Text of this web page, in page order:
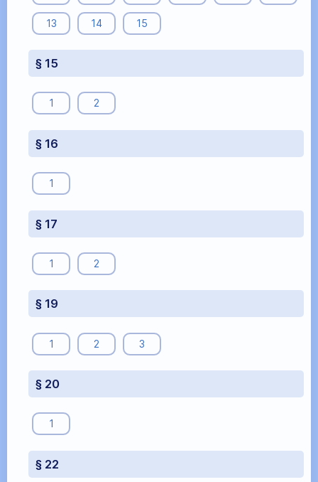
13 14 15
§ 15
1 2
§ 16
1
§ 17
1 2
§ 19
1 2 3
§ 20
1
§ 22